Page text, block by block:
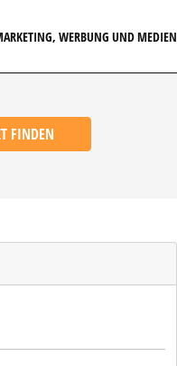
WERBUNG UND MEDIEN
FINDEN